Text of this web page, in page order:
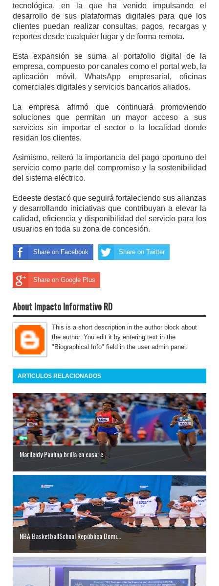
tecnológica, en la que ha venido impulsando el
desarrollo de sus plataformas digitales para que los
clientes puedan realizar consultas, pagos, recargas y
reportes desde cualquier lugar y de forma remota.
Esta expansión se suma al portafolio digital de la
empresa, compuesto por canales como el portal web, la
aplicación móvil, WhatsApp empresarial, oficinas
comerciales digitales y servicios bancarios aliados.
La empresa afirmó que continuará promoviendo
soluciones que permitan un mayor acceso a sus
servicios sin importar el sector o la localidad donde
residan los clientes.
Asimismo, reiteró la importancia del pago oportuno del
servicio como parte del compromiso y la sostenibilidad
del sistema eléctrico.
Edeeste destacó que seguirá fortaleciendo sus alianzas
y desarrollando iniciativas que contribuyan a elevar la
calidad, eficiencia y disponibilidad del servicio para los
usuarios en toda su zona de concesión.
Share on Facebook Share on Twitter
Share on Google Plus
About Impacto Informativo RD
This is a short description in the author block about
the author. You edit it by entering text in the
"Biographical Info" field in the user admin panel.
ARTICULOS RELACIONADOS
Marileidy Paulino brilla en casa: c...
NBA BasketballSchool República Domi...